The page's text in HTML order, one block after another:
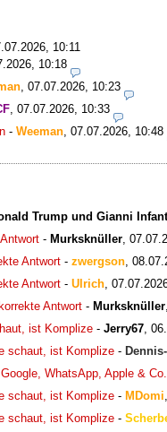
10:11
10:18
, 07.07.2026, 10:23
, 07.07.2026, 10:33
- Weeman, 07.07.2026, 10:48
Trump und Gianni
- Murksknüller
Antwort - zwergson
Antwort - Ulrich
Antwort - Murksknüller
ist Komplize - Jerry67
schaut, ist Komplize -
WhatsApp, Apple &
schaut, ist Komplize - MDomi
schaut, ist Komplize -